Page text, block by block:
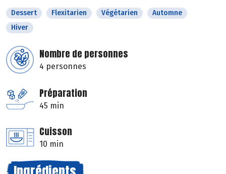
Dessert Flexitarien Végétarien
Automne
Hiver
Nombre de personnes
4 personnes
Préparation
45 min
Cuisson
10 min